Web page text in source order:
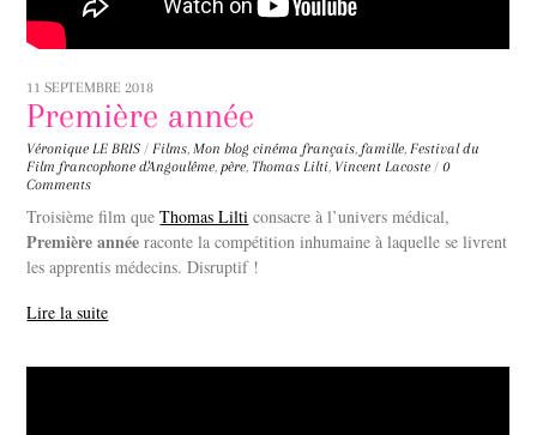
11 SEPTEMBRE 2018
Première année
Véronique LE BRIS / Films,Mon blog cinéma français, famille,Festival du
Film francophone d'Angoulême,père,Thomas Lilti, Vincent Lacoste / 0
Comments
Troisième film queThomas Lilti consacre à l’univers médical,
Première année raconte la compétition inhumaine à laquelle se livrent
les apprentis médecins. Disruptif !
Lire la suite